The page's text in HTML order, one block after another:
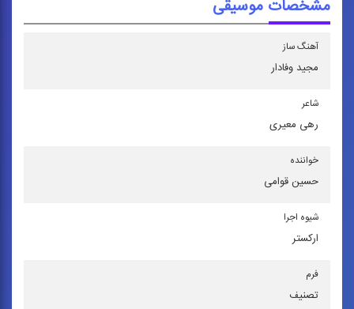
مشخصات موسیقی
آهنگ ساز
مجید وفادار
شاعر
رهی معیری
خواننده
حسین قوامی
شیوه اجرا
اركستر
فرم
تصنیف